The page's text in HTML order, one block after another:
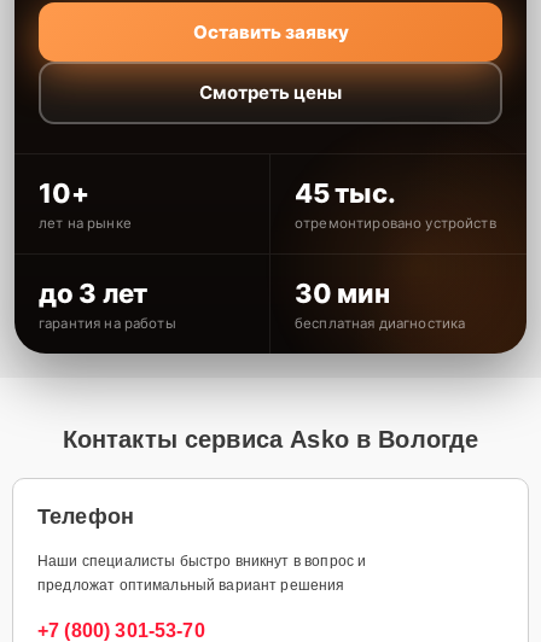
Оставить заявку
Смотреть цены
10+
лет на рынке
45 тыс.
отремонтировано устройств
до 3 лет
гарантия на работы
30 мин
бесплатная диагностика
Контакты сервиса Asko в Вологде
Телефон
Наши специалисты быстро вникнут в вопрос и
предложат оптимальный вариант решения
+7 (800) 301-53-70